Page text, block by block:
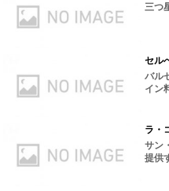
三つ
セル
バル
イン
ラ・
サン
提供